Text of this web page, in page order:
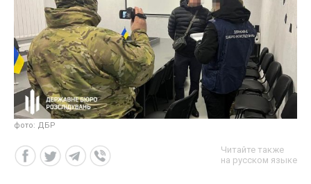
фото: ДБР
Читайте также
на русском языке